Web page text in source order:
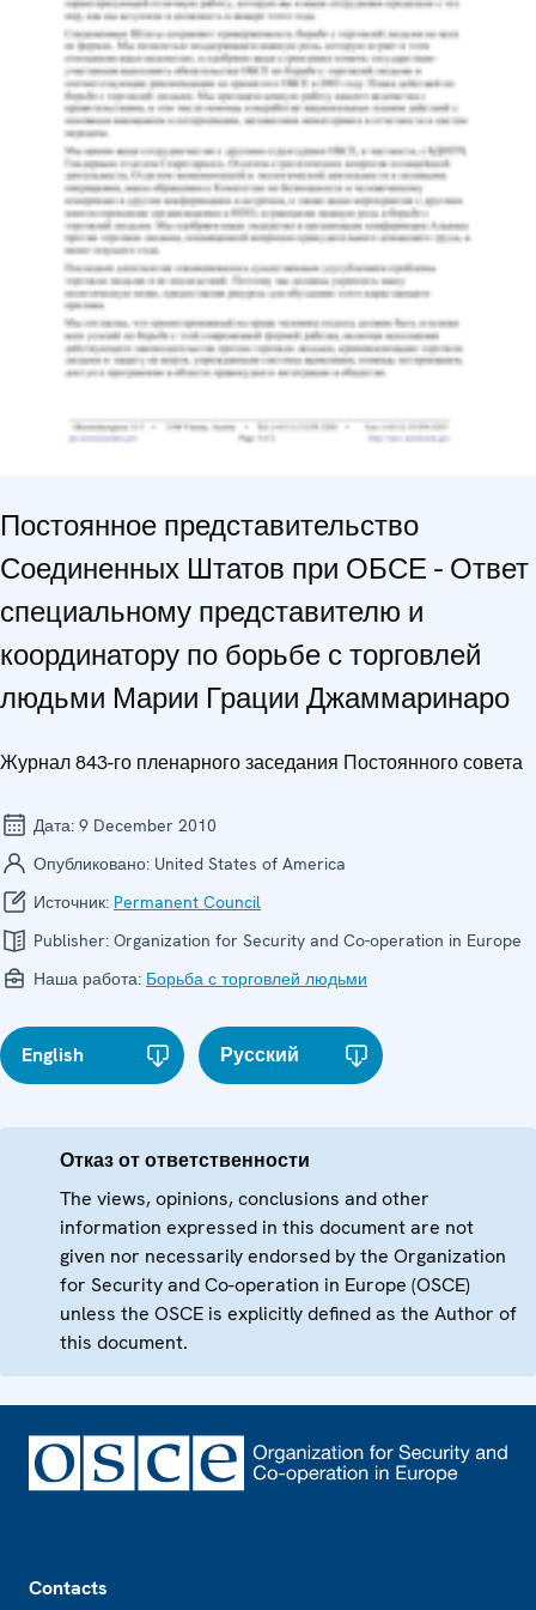
Постоянное представительство
Соединенных Штатов при ОБСЕ - Ответ
специальному представителю и
координатору по борьбе с торговлей
людьми Марии Грации Джаммаринаро
Журнал 843-го пленарного заседания Постоянного совета
Дата: 9 December 2010
Опубликовано: United States of America
Источник: Permanent Council
Publisher: Organization for Security and Co-operation in Europe
Наша работа: Борьба с торговлей людьми
English Русский
Отказ от ответственности
The views, opinions, conclusions and other
information expressed in this document are not
given nor necessarily endorsed by the Organization
for Security and Co-operation in Europe (OSCE)
unless the OSCE is explicitly defined as the Author of
this document.
Contacts